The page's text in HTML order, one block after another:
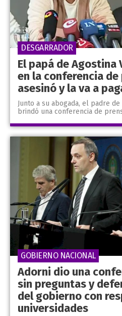
El papá de Agostina
en la conferencia de
asesinó y la va a
Junto a su abogada, el padre
brindó una conferencia de
DESGARRADOR
Adorni dio una
sin preguntas y
del gobierno con
universidades
GOBIERNO NACIONAL